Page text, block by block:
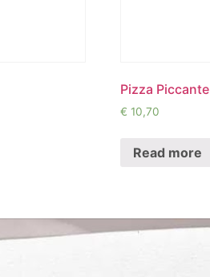
Pizza Piccante
€ 10,70
Read more